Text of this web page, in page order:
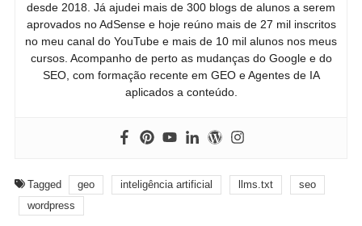
desde 2018. Já ajudei mais de 300 blogs de alunos a serem
aprovados no AdSense e hoje reúno mais de 27 mil inscritos
no meu canal do YouTube e mais de 10 mil alunos nos meus
cursos. Acompanho de perto as mudanças do Google e do
SEO, com formação recente em GEO e Agentes de IA
aplicados a conteúdo.
Tagged geo inteligência artificial llms.txt
seo
wordpress